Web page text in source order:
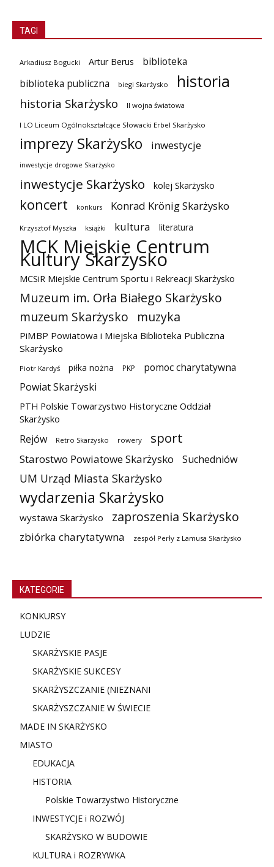
TAGI
Arkadiusz Bogucki Artur Berus
biblioteka
biblioteka publiczna
biegi Skarżysko historia
historia Skarżysko II wojna światowa
I LO Liceum Ogólnokształcące Słowacki Erbel Skarżysko
imprezy Skarżysko inwestycje
inwestycje drogowe Skarżysko
inwestycje Skarżysko kolej Skarżysko
koncert konkurs Konrad Krönig Skarżysko
Krzysztof Myszka książki kultura literatura
MCK Miejskie Centrum
Kultury Skarżysko
MCSiR Miejskie Centrum Sportu i Rekreacji Skarżysko
Muzeum im. Orła Białego Skarżysko
muzeum Skarżysko
muzyka
PiMBP Powiatowa i Miejska Biblioteka Publiczna
Skarżysko
Piotr Kardyś piłka nożna PKP
pomoc charytatywna
Powiat Skarżyski
PTH Polskie Towarzystwo Historyczne Oddział
Skarżysko
Rejów Retro Skarżysko rowery sport
Starostwo Powiatowe Skarżysko Suchedniów
UM Urząd Miasta Skarżysko
wydarzenia Skarżysko
wystawa Skarżysko zaproszenia Skarżysko
zbiórka charytatywna zespół Perły z Lamusa Skarżysko
KATEGORIE
KONKURSY
LUDZIE
SKARŻYSKIE PASJE
SKARŻYSKIE SUKCESY
SKARŻYSZCZANIE (NIEZNANI
SKARŻYSZCZANIE W ŚWIECIE
MADE IN SKARŻYSKO
MIASTO
EDUKACJA
HISTORIA
Polskie Towarzystwo Historyczne
INWESTYCJE i ROZWÓJ
SKARŻYSKO W BUDOWIE
KULTURA i ROZRYWKA